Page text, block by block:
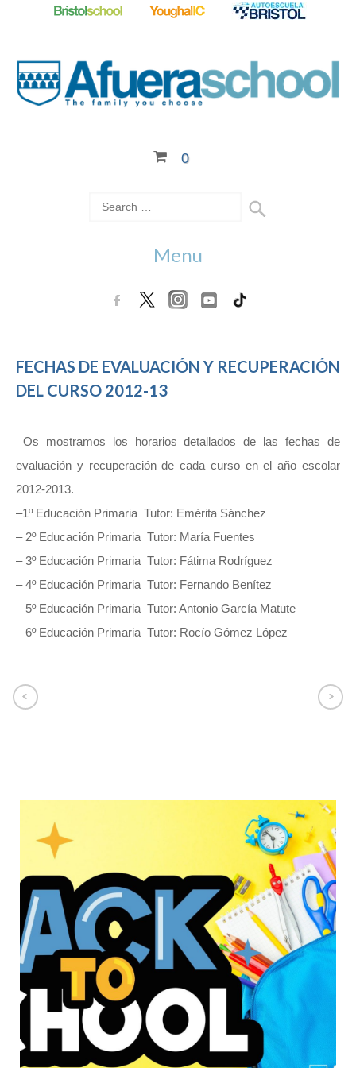
0
Menu
FECHAS DE EVALUACIÓN Y RECUPERACIÓN
DEL CURSO 2012-13
Os mostramos los horarios detallados de las fechas de
evaluación y recuperación de cada curso en el año escolar
2012-2013.
–1º Educación Primaria Tutor: Emérita Sánchez
– 2º Educación Primaria Tutor: María Fuentes
–3º Educación Primaria Tutor: Fátima Rodríguez
–4º Educación Primaria Tutor: Fernando Benítez
– 5º Educación Primaria Tutor: Antonio García Matute
–6º Educación Primaria Tutor: Rocío Gómez López